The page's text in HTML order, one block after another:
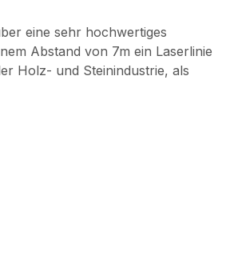
eine sehr hochwertiges
Abstand von 7m ein Laserlinie
Holz- und Steinindustrie, als